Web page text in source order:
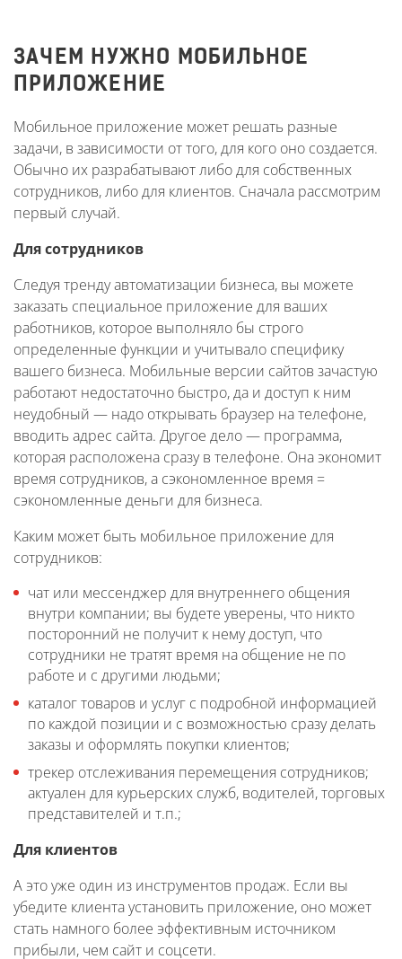
ЗАЧЕМ НУЖНО МОБИЛЬНОЕ
ПРИЛОЖЕНИЕ
Мобильное приложение может решать разные
задачи, в зависимости от того, для кого оно создается.
Обычно их разрабатывают либо для собственных
сотрудников, либо для клиентов. Сначала рассмотрим
первый случай.
Для сотрудников
Следуя тренду автоматизации бизнеса, вы можете
заказать специальное приложение для ваших
работников, которое выполняло бы строго
определенные функции и учитывало специфику
вашего бизнеса. Мобильные версии сайтов зачастую
работают недостаточно быстро, да и доступ к ним
неудобный — надо открывать браузер на телефоне,
вводить адрес сайта. Другое дело — программа,
которая расположена сразу в телефоне. Она экономит
время сотрудников, а сэкономленное время =
сэкономленные деньги для бизнеса.
Каким может быть мобильное приложение для
сотрудников:
чат или мессенджер для внутреннего общения
внутри компании; вы будете уверены, что никто
посторонний не получит к нему доступ, что
сотрудники не тратят время на общение не по
работе и с другими людьми;
каталог товаров и услуг с подробной информацией
по каждой позиции и с возможностью сразу делать
заказы и оформлять покупки клиентов;
трекер отслеживания перемещения сотрудников;
актуален для курьерских служб, водителей, торговых
представителей и т.п.;
Для клиентов
А это уже один из инструментов продаж. Если вы
убедите клиента установить приложение, оно может
стать намного более эффективным источником
прибыли, чем сайт и соцсети.